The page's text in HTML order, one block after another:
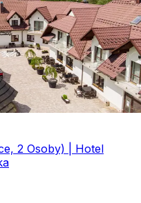
2 Osoby) | Hotel